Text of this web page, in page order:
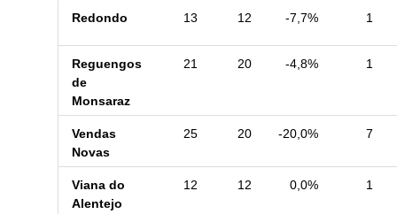
Redondo 13 12 -7,7% 1
Reguengos
de
Monsaraz
21 20 -4,8% 1
Vendas
Novas
25 20 -20,0% 7
Viana do
Alentejo
12 12 0,0% 1